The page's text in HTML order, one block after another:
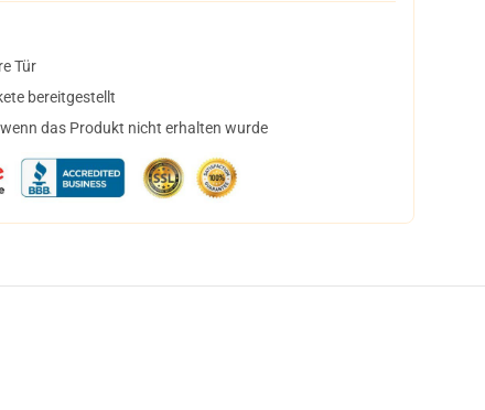
Tür
bereitgestellt
das Produkt nicht erhalten wurde